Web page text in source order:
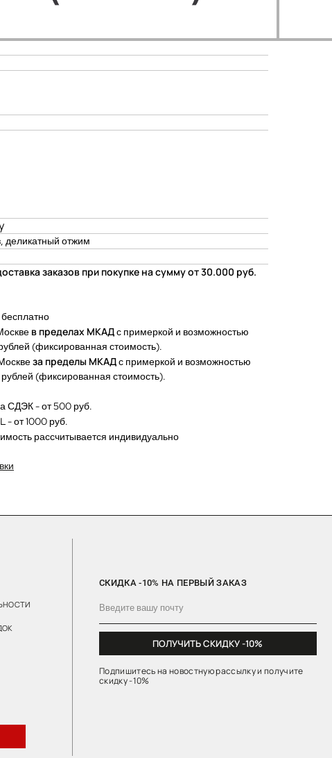
деликатный отжим
заказов при покупке на сумму от 30.000 руб.
в пределах МКАДс примеркой и возможностью
(фиксированная стоимость).
за пределы МКАДс примеркой и возможностью
(фиксированная стоимость).
СДЭК - от 500 руб.
- от 1000 руб.
рассчитывается индивидуально
Политика Конфиденциальности Публичная Оферта
СКИДКА -10% НА ПЕРВЫЙ ЗАКАЗ